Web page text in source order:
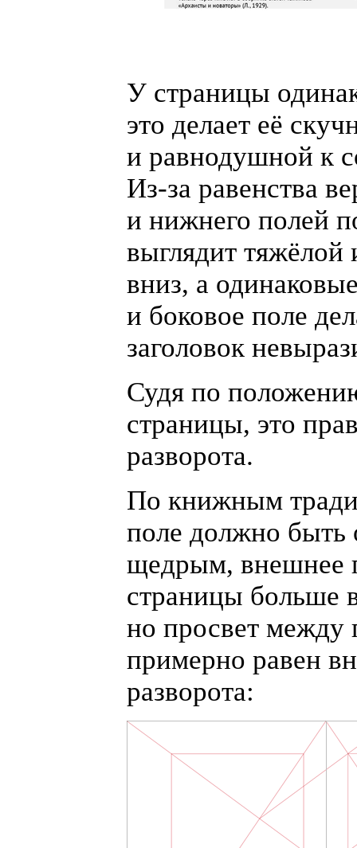
У страницы
это делает её
и равнодушной к
Из-за равенства
и нижнего полей
выглядит тяжёлой
вниз, а
и боковое поле
заголовок
Судя по
страницы, это
разворота.
По книжным
поле должно быть
щедрым, внешнее
страницы больше
но просвет
примерно равен
разворота: